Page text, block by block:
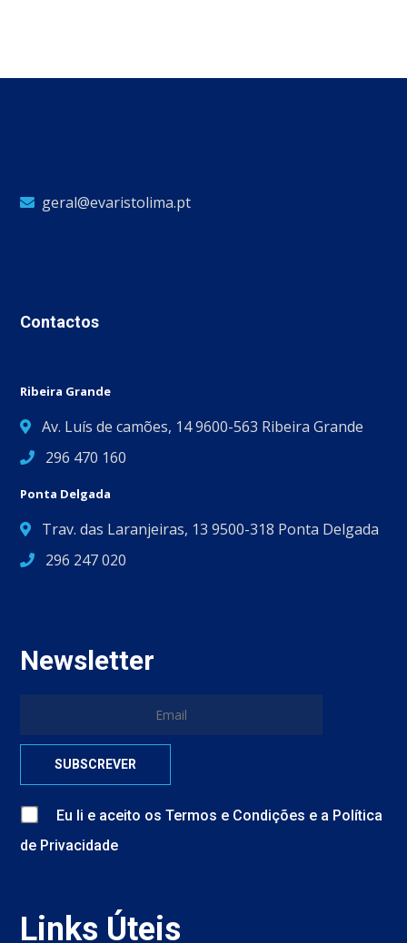
geral@evaristolima.pt
Contactos
Ribeira Grande
Av. Luís de camões, 14 9600-563 Ribeira Grande
296 470 160
Ponta Delgada
Trav. das Laranjeiras, 13 9500-318 Ponta Delgada
296 247 020
Newsletter
Eu li e aceito osTermos e Condições e a Política
de Privacidade
Links Úteis